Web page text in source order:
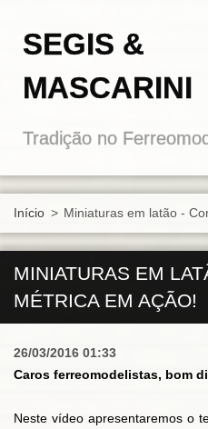
SEGIS &
MASCARINI
Tradição no
Início > Miniaturas em latão -
MINIATURAS EM
MÉTRICA EM AÇÃO!
26/03/2016 01:33
Caros ferreomodelistas, bom
Neste vídeo apresentaremos o